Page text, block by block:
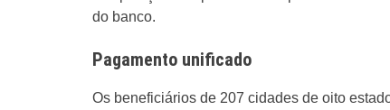
do banco.
Pagamento unificado
Os beneficiários de 207 cidades de oito